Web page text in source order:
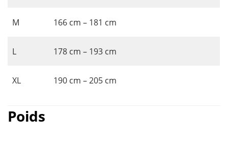
M 166 cm – 181 cm
L 178 cm – 193 cm
XL 190 cm – 205 cm
Poids